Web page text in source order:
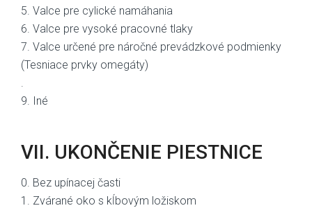
5. Valce pre cylické namáhania
6. Valce pre vysoké pracovné tlaky
7. Valce určené pre náročné prevádzkové podmienky
(Tesniace prvky omegáty)
9. Iné
VII. UKONČENIE PIESTNICE
0. Bez upínacej časti
1. Zvárané oko s kĺbovým ložiskom